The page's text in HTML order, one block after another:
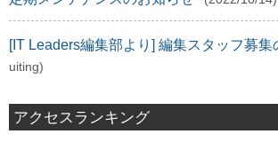
[IT Leaders編集部より] 編集スタッフ募集
uiting)
アクセスランキング